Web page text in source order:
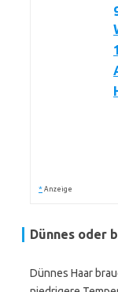
* Anzeige
Dünnes oder
Dünnes Haar